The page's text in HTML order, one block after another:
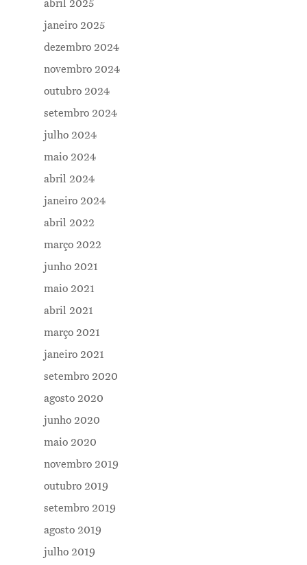
abril 2025
janeiro 2025
dezembro 2024
novembro 2024
outubro 2024
setembro 2024
julho 2024
maio 2024
abril 2024
janeiro 2024
abril 2022
março 2022
junho 2021
maio 2021
abril 2021
março 2021
janeiro 2021
setembro 2020
agosto 2020
junho 2020
maio 2020
novembro 2019
outubro 2019
setembro 2019
agosto 2019
julho 2019